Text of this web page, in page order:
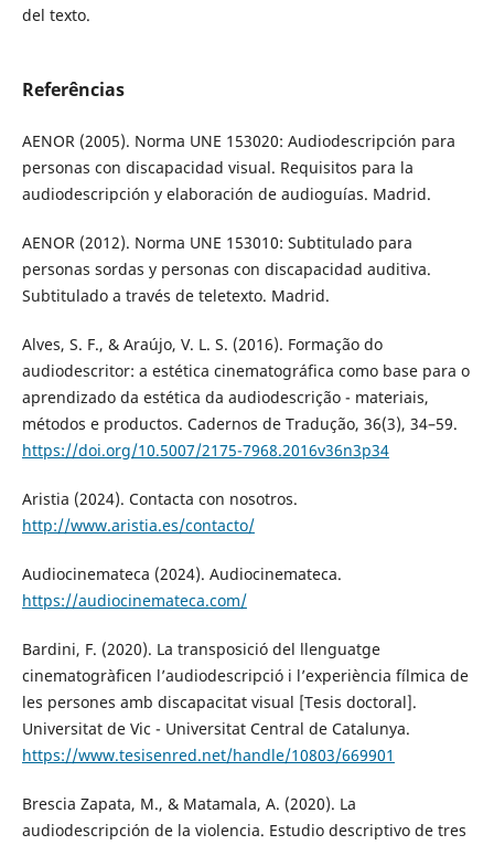
del texto.
Referências
AENOR (2005). Norma UNE 153020: Audiodescripción para
personas con discapacidad visual. Requisitos para la
audiodescripción y elaboración de audioguías. Madrid.
AENOR (2012). Norma UNE 153010: Subtitulado para
personas sordas y personas con discapacidad auditiva.
Subtitulado a través de teletexto. Madrid.
Alves, S. F., & Araújo, V. L. S. (2016). Formação do
audiodescritor: a estética cinematográfica como base para o
aprendizado da estética da audiodescrição - materiais,
métodos e productos. Cadernos de Tradução, 36(3), 34–59.
https://doi.org/10.5007/2175-7968.2016v36n3p34
Aristia (2024). Contacta con nosotros.
http://www.aristia.es/contacto/
Audiocinemateca (2024). Audiocinemateca.
https://audiocinemateca.com/
Bardini, F. (2020). La transposició del llenguatge
cinematogràficen l’audiodescripció i l’experiència fílmica de
les persones amb discapacitat visual [Tesis doctoral].
Universitat de Vic - Universitat Central de Catalunya.
https://www.tesisenred.net/handle/10803/669901
Brescia Zapata, M., & Matamala, A. (2020). La
audiodescripción de la violencia. Estudio descriptivo de tres